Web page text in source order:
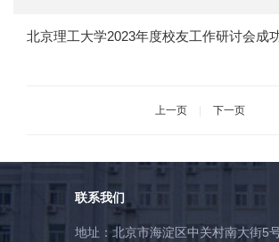
赴珠海调研
北京理工大学2023年度校友工作研讨会成
上一页 | 下一页
联系我们
地址：北京市海淀区中关村南大街5